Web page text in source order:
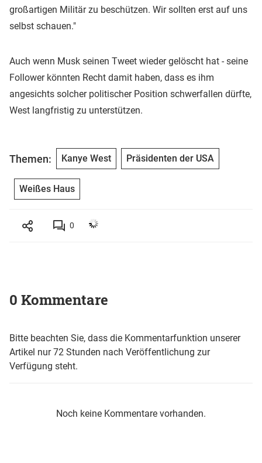
großartigen Militär zu beschützen. Wir sollten erst auf uns
selbst schauen."
Auch wenn Musk seinen Tweet wieder gelöscht hat - seine
Follower könnten Recht damit haben, dass es ihm
angesichts solcher politischer Position schwerfallen dürfte,
West langfristig zu unterstützen.
Themen: Kanye West Präsidenten der USA
Weißes Haus
0
0 Kommentare
Bitte beachten Sie, dass die Kommentarfunktion unserer
Artikel nur 72 Stunden nach Veröffentlichung zur
Verfügung steht.
Noch keine Kommentare vorhanden.